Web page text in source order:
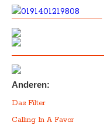
Anderen:
Das Filter
Calling In A Favor